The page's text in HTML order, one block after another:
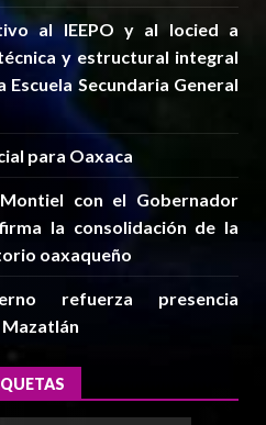
al IEEPO y al Iocied a
y estructural integral
Escuela Secundaria General
para Oaxaca
con el Gobernador
la consolidación de la
oaxaqueño
refuerza presencia
Mazatlán